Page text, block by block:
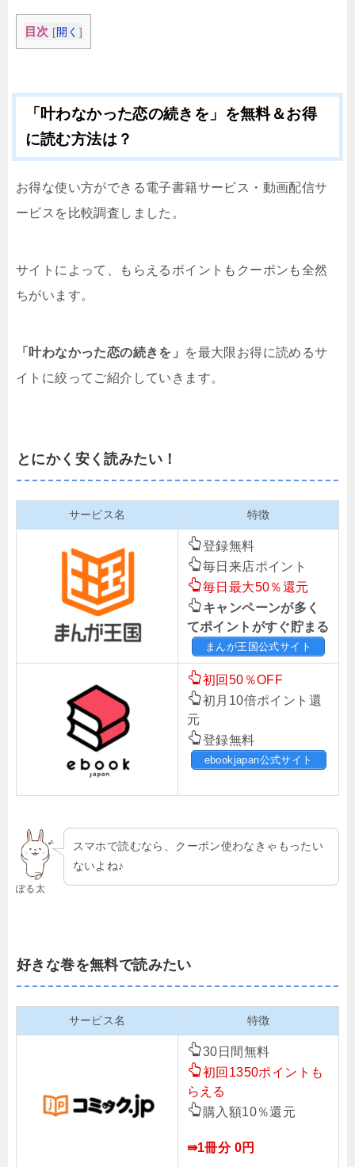
目次 [開く ]
「叶わなかった恋の続きを」を無料＆お得
に読む方法は？
お得な使い方ができる電子書籍サービス・動画配信サ
ービスを比較調査しました。
サイトによって、もらえるポイントもクーポンも全然
ちがいます。
「叶わなかった恋の続きを」
を最大限お得に読めるサ
イトに絞ってご紹介していきます。
とにかく安く読みたい！
サービス名 特徴
登録無料
毎日来店ポイント
毎日最大50％還元
キャンペーンが多く
てポイントがすぐ貯まる
まんが王国公式サイト
初回50％OFF
初月10倍ポイント還
元
登録無料
ebookjapan公式サイト
ぽる太
スマホで読むなら、クーポン使わなきゃもったい
ないよね♪
好きな巻を無料で読みたい
サービス名 特徴
30日間無料
初回1350ポイントも
らえる
購入額10％還元
⇛1冊分 0円